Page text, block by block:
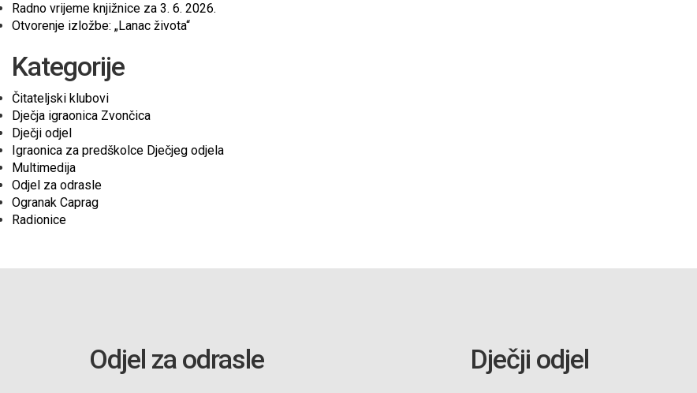
Radno vrijeme knjižnice za 3. 6. 2026.
Otvorenje izložbe: „Lanac života“
Kategorije
Čitateljski klubovi
Dječja igraonica Zvončica
Dječji odjel
Igraonica za predškolce Dječjeg odjela
Multimedija
Odjel za odrasle
Ogranak Caprag
Radionice
Odjel za odrasle Dječji odjel